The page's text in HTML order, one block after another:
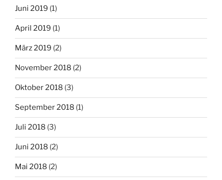
Juni 2019 (1)
April 2019 (1)
März 2019 (2)
November 2018 (2)
Oktober 2018 (3)
September 2018 (1)
Juli 2018 (3)
Juni 2018 (2)
Mai 2018 (2)